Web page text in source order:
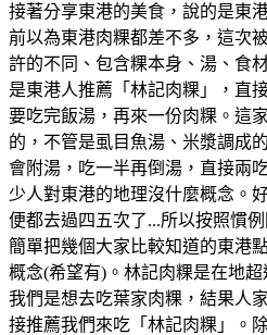
接著分享東港的美食，說的是東
前以為東港肉粿都差不多，這次
許的不同、包含粿本身、湯、食
是東港人推薦「林記肉粿」，直
要吃完飯湯，再來一份肉粿。這
的，不管是虱目魚湯、米漿調成
會附湯，吃一半再倒湯，直接兩
少人對東港的地理沒什麼概念。
便都去過四五次了...所以按照慣例
簡單把幾個大家比較知道的東港
概念(希望有)。林記肉粿是在地
我們是想去吃葉家肉粿，結果人
接推薦我們來吃「林記肉粿」。